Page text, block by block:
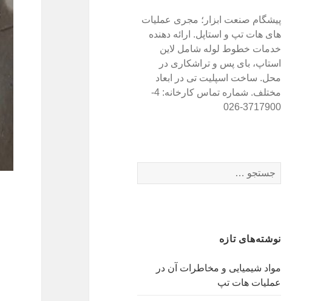
پیشگام صنعت ابزار؛ مجری عملیات
های هات تپ و استاپل. ارائه دهنده
خدمات خطوط لوله شامل لاین
استاپ، بای پس و تراشکاری در
محل. ساخت اسپلیت تی در ابعاد
مختلف. شماره تماس کارخانه: 4-
3717900-026
س
ب
ا
ی
نوشته‌های تازه
مواد شیمیایی و مخاطرات آن در
عملیات هات تپ